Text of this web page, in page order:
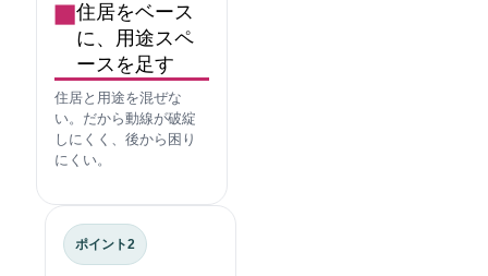
住居をベース
に、用途スペ
ースを足す
住居と用途を混ぜな
い。だから動線が破綻
しにくく、後から困り
にくい。
ポイント2